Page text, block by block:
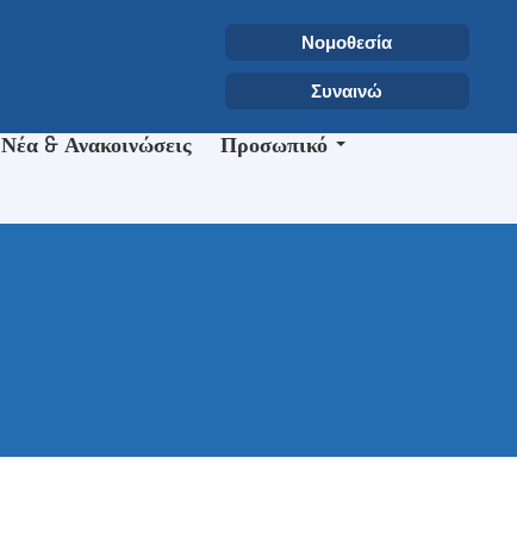
Επιλέξτε τη γλώσσα σας
Αναζήτηση
Type 2 or more characters for
Νέα & Ανακοινώσεις Προσωπικό
Νομοθεσία
Συναινώ